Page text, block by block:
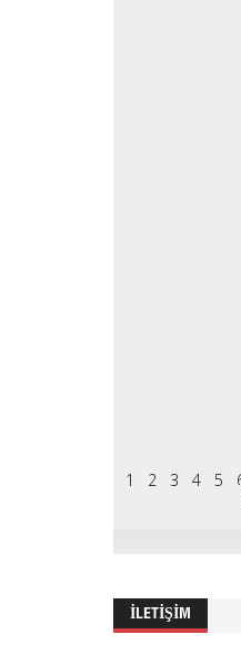
1
2 3 4 5
İLETIŞIM